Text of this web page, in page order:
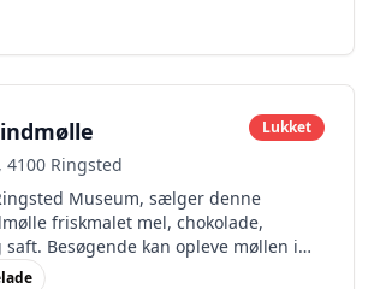
4100 Ringsted
Lukket
Museum, sælger denne
friskmalet mel, chokolade,
saft. Besøgende kan opleve møllen i
dens historie.